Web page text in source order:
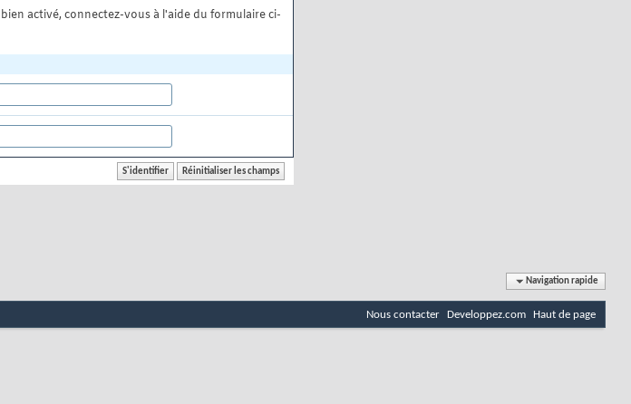
activé, connectez-vous à l'aide du formulaire ci-
Navigation rapide
Nous contacter Developpez.com Haut de page